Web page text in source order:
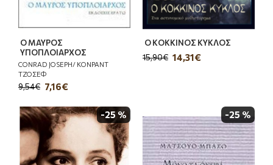
Ο ΜΑΥΡΟΣ
ΥΠΟΠΛΟΙΑΡΧΟΣ
CONRAD JOSEPH/ ΚΟΝΡΑΝΤ
ΤΖΟΣΕΦ
7,16€
9,54€
Ο ΚΟΚΚΙΝΟΣ ΚΥΚΛΟΣ
14,31€
15,90€
-25 % -25 %